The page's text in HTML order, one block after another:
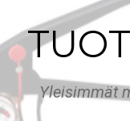
Yleisimmät